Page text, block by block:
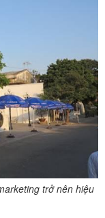
trở nên hiệu